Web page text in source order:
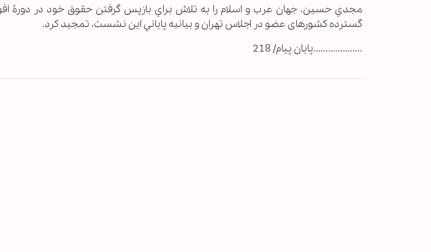
مجدي حسين، جهان عرب و اسلام را به تلاش براي بازپس گرفتن حقوق خود در دورۀ
گسترده کشورهای عضو در اجلاس تهران و بيانيه پاياني اين نشست، تمجيد كرد.
....................پایان پیام/‎‏ 218